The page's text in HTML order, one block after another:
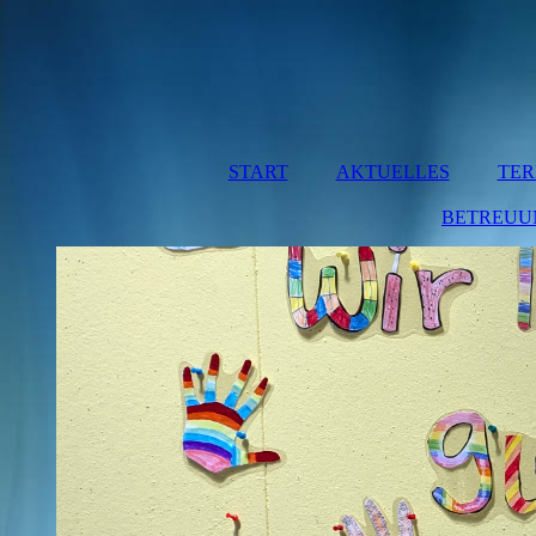
START AKTUELLES